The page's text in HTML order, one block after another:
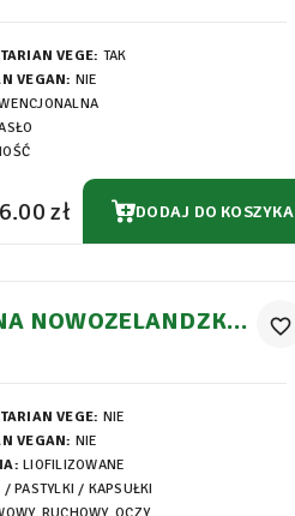
VEGE: TAK
VEGAN: NIE
zł DODAJ DO KOSZYKA
NOWOZELANDZKA
VEGE: NIE
VEGAN: NIE
LIOFILIZOWANE
/ PASTYLKI / KAPSUŁKI
favorite_border